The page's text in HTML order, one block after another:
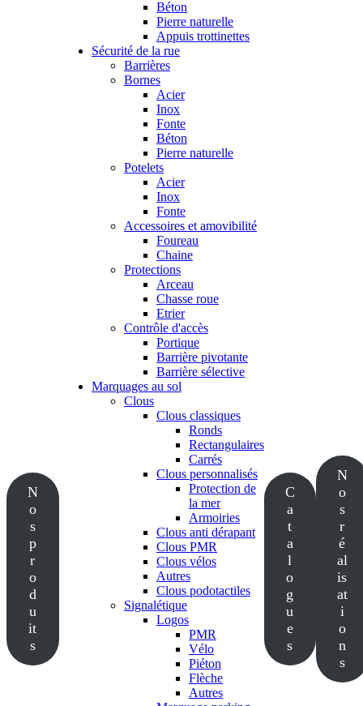
N
o
s
p
r
o
d
u
it
s
Béton
Pierre naturelle
Appuis trottinettes
Sécurité de la rue
Barrières
Bornes
Acier
Inox
Fonte
Béton
Pierre naturelle
Potelets
Acier
Inox
Fonte
Accessoires et amovibilité
Foureau
Chaine
Protections
Arceau
Chasse roue
Etrier
Contrôle d'accès
Portique
Barrière pivotante
Barrière sélective
Marquages au sol
Clous
Clous classiques
Ronds
Rectangulaires
Carrés
Clous personnalisés
Protection de
la mer
Armoiries
Clous anti dérapant
Clous PMR
Clous vélos
Autres
Clous podotactiles
Signalétique
Logos
PMR
Vélo
Piéton
Flèche
Autres
C
a
t
a
l
o
g
u
e
s
N
o
s
r
é
al
is
at
i
o
n
s